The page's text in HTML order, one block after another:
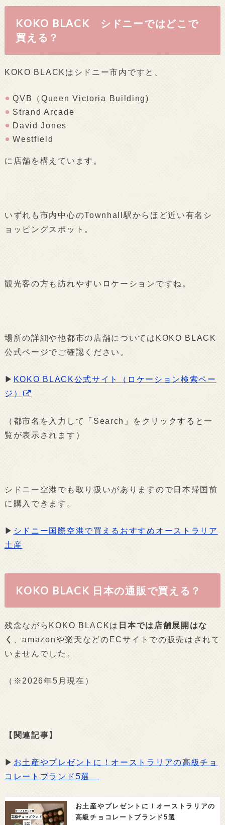
KOKO BLACK シドニーではどこで
買える？
KOKO BLACKはシドニー市内ですと、
QVB（Queen Victoria Building)
Strand Arcade
David Jones
Westfield
に店舗を構えています。
いずれも市内中心のTownhall駅からほど近い有名シ
ョッピングスポット。
観光客の方も訪れやすいロケーションですね。
場所の詳細や他都市の店舗についてはKOKO BLACK
公式ページでご確認ください。
▶ KOKO BLACK公式サイト（ロケーション検索ペー
ジ）
（都市名を入力して「Search」をクリックすると一
覧が表示されます）
シドニー空港でも取り扱いがありますので日本帰国前
に購入できます。
▶ シドニー国際空港で買えるおすすめオーストラリア
土産
KOKO BLACK 日本の通販で買える？
残念ながらKOKO BLACKは 日本では店舗展開はな
く
、amazonや楽天などのECサイトでの販売はされて
いませんでした。
（※2026年5月現在）
【関連記事】
▶ お土産やプレゼントに！オーストラリアの高級チョ
コレートブランド5選
お土産やプレゼントに！オーストラリアの
高級チョコレートブランド5選